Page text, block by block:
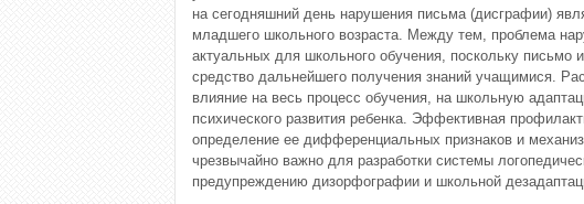
на сегодняшний день нарушения письма (дисграфии)
младшего школьного возраста. Между тем, проблема
актуальных для школьного обучения, поскольку письмо
средство дальнейшего получения знаний учащимися.
влияние на весь процесс обучения, на школьную
психического развития ребенка. Эффективная
определение ее дифференциальных признаков и
чрезвычайно важно для разработки системы
предупреждению дизорфографии и школьной